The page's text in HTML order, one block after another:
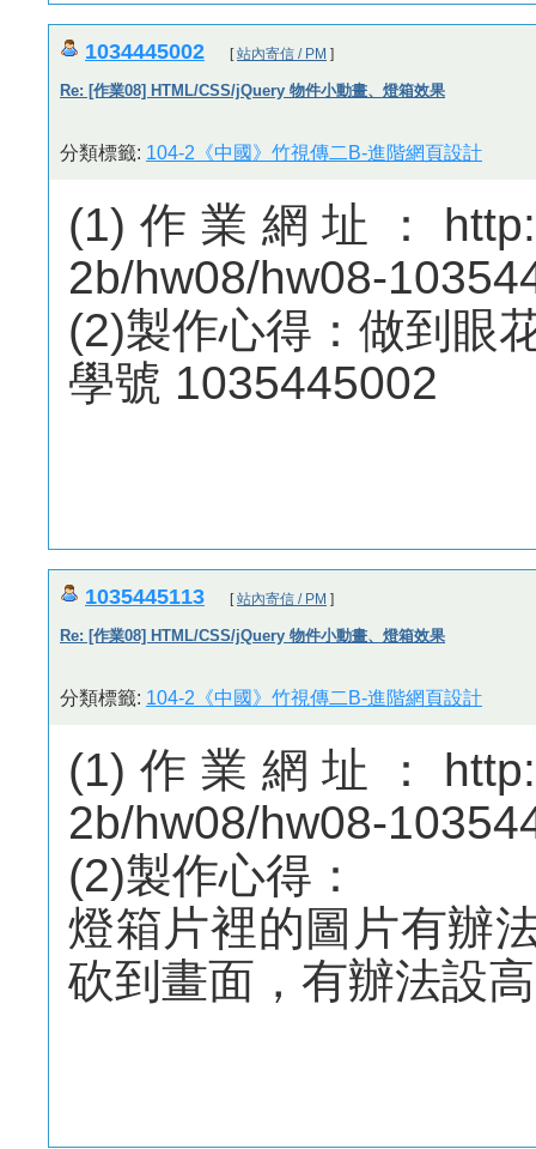
1034445002 [站內寄信 / PM ]
Re: [作業08] HTML/CSS/jQuery 物件小動畫、燈箱效果
分類標籤: 104-2《中國》竹視傳二B-進階網頁設計
(1)作業網址：
2b/hw08/hw08-
(2)製作心得：做到眼
學號 1035445002
1035445113 [站內寄信 / PM ]
Re: [作業08] HTML/CSS/jQuery 物件小動畫、燈箱效果
分類標籤: 104-2《中國》竹視傳二B-進階網頁設計
(1)作業網址：
2b/hw08/hw08-
(2)製作心得：
燈箱片裡的圖片有辦
砍到畫面，有辦法設